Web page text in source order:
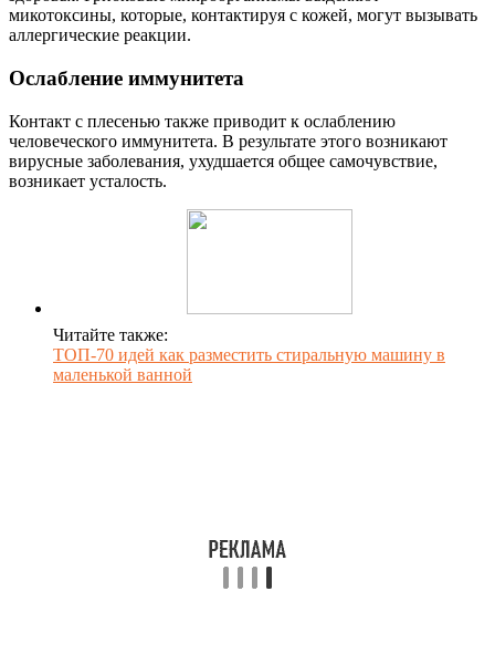
микотоксины, которые, контактируя с кожей, могут вызывать
аллергические реакции.
Ослабление иммунитета
Контакт с плесенью также приводит к ослаблению
человеческого иммунитета. В результате этого возникают
вирусные заболевания, ухудшается общее самочувствие,
возникает усталость.
Читайте также:
ТОП-70 идей как разместить стиральную машину в
маленькой ванной